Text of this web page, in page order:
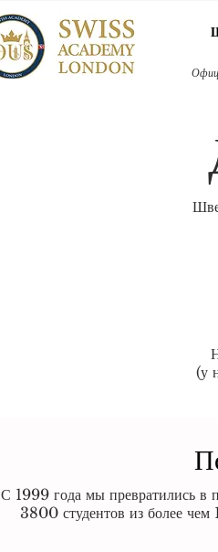
(у
С 1999 года мы превратились в
3800 студентов из более